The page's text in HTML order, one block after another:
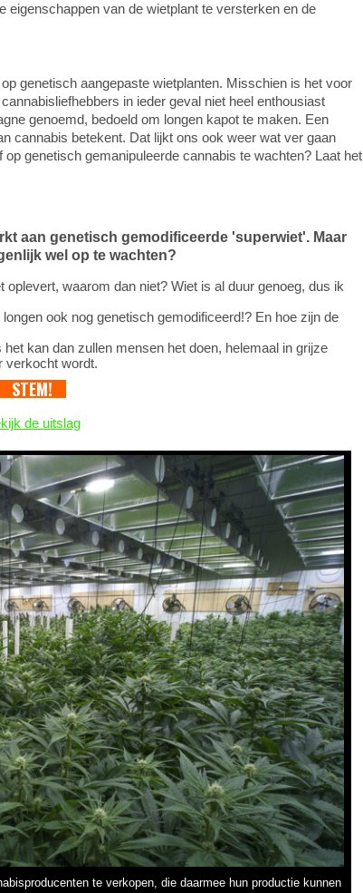
eigenschappen van de wietplant te versterken en de
genetisch aangepaste wietplanten. Misschien is het voor
in ieder geval niet heel enthousiast
genoemd, bedoeld om longen kapot te maken. Een
cannabis betekent. Dat lijkt ons ook weer wat ver gaan
genetisch gemanipuleerde cannabis te wachten? Laat het
aan genetisch gemodificeerde 'superwiet'. Maar
wel op te wachten?
waarom dan niet? Wiet is al duur genoeg, dus ik
ook nog genetisch gemodificeerd!? En hoe zijn de
kan dan zullen mensen het doen, helemaal in grijze
verkocht wordt.
de uitslag
te verkopen, die daarmee hun productie kunnen